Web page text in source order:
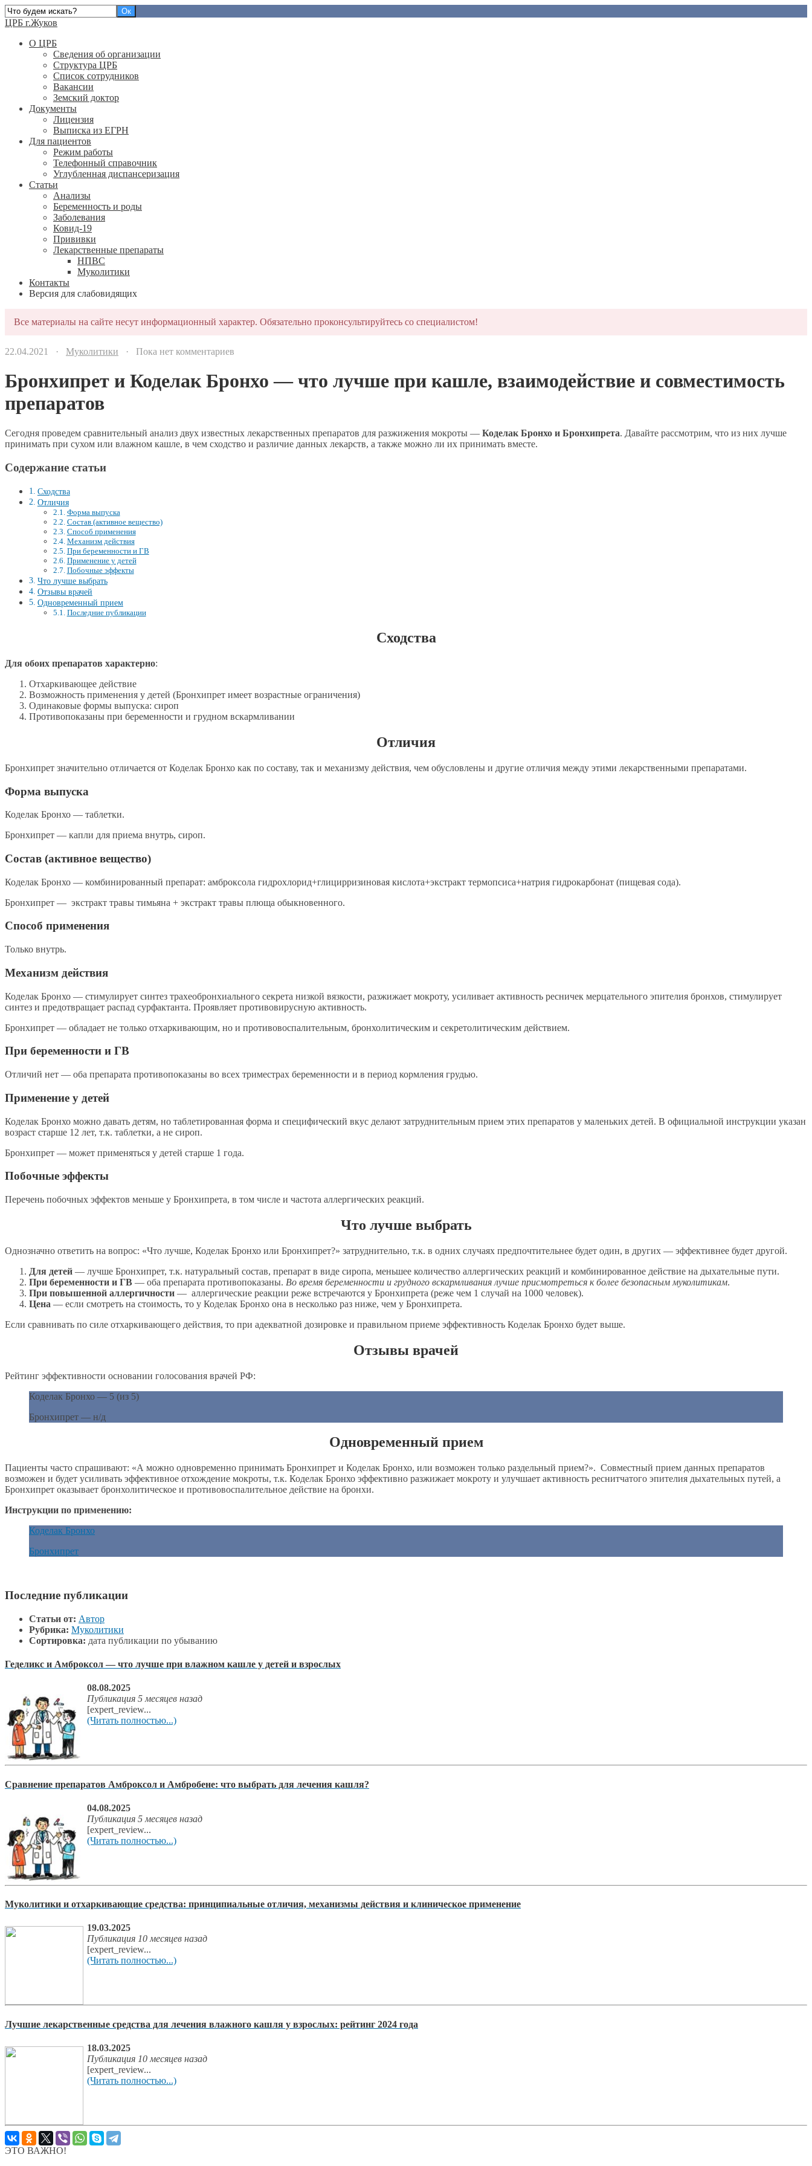
ЦРБ г.Жуков
О ЦРБ
Сведения об организации
Структура ЦРБ
Список сотрудников
Вакансии
Земский доктор
Документы
Лицензия
Выписка из ЕГРН
Для пациентов
Режим работы
Телефонный справочник
Углубленная диспансеризация
Статьи
Анализы
Беременность и роды
Заболевания
Ковид-19
Прививки
Лекарственные препараты
НПВС
Муколитики
Контакты
Версия для слабовидящих
Все материалы на сайте несут информационный характер. Обязательно проконсультируйтесь со специалистом!
22.04.2021 · Муколитики · Пока нет комментариев
Бронхипрет и Коделак Бронхо — что лучше при кашле, взаимодействие и совместимость
препаратов
Сегодня проведем сравнительный анализ двух известных лекарственных препаратов для разжижения мокроты — Коделак Бронхо и Бронхипрета. Давайте рассмотрим, что из них лучше
принимать при сухом или влажном кашле, в чем сходство и различие данных лекарств, а также можно ли их принимать вместе.
Содержание статьи
Сходства
Отличия
Форма выпуска
Состав (активное вещество)
Способ применения
Механизм действия
При беременности и ГВ
Применение у детей
Побочные эффекты
Что лучше выбрать
Отзывы врачей
Одновременный прием
Последние публикации
Сходства
Для обоих препаратов характерно:
Отхаркивающее действие
Возможность применения у детей (Бронхипрет имеет возрастные ограничения)
Одинаковые формы выпуска: сироп
Противопоказаны при беременности и грудном вскармливании
Отличия
Бронхипрет значительно отличается от Коделак Бронхо как по составу, так и механизму действия, чем обусловлены и другие отличия между этими лекарственными препаратами.
Форма выпуска
Коделак Бронхо — таблетки.
Бронхипрет — капли для приема внутрь, сироп.
Состав (активное вещество)
Коделак Бронхо — комбинированный препарат: амброксола гидрохлорид+глицирризиновая кислота+экстракт термопсиса+натрия гидрокарбонат (пищевая сода).
Бронхипрет — экстракт травы тимьяна + экстракт травы плюща обыкновенного.
Способ применения
Только внутрь.
Механизм действия
Коделак Бронхо — стимулирует синтез трахеобронхиального секрета низкой вязкости, разжижает мокроту, усиливает активность ресничек мерцательного эпителия бронхов, стимулирует
синтез и предотвращает распад сурфактанта. Проявляет противовирусную активность.
Бронхипрет — обладает не только отхаркивающим, но и противовоспалительным, бронхолитическим и секретолитическим действием.
При беременности и ГВ
Отличий нет — оба препарата противопоказаны во всех триместрах беременности и в период кормления грудью.
Применение у детей
Коделак Бронхо можно давать детям, но таблетированная форма и специфический вкус делают затруднительным прием этих препаратов у маленьких детей. В официальной инструкции указан
возраст старше 12 лет, т.к. таблетки, а не сироп.
Бронхипрет — может применяться у детей старше 1 года.
Побочные эффекты
Перечень побочных эффектов меньше у Бронхипрета, в том числе и частота аллергических реакций.
Что лучше выбрать
Однозначно ответить на вопрос: «Что лучше, Коделак Бронхо или Бронхипрет?» затруднительно, т.к. в одних случаях предпочтительнее будет один, в других — эффективнее будет другой.
Для детей — лучше Бронхипрет, т.к. натуральный состав, препарат в виде сиропа, меньшее количество аллергических реакций и комбинированное действие на дыхательные пути.
При беременности и ГВ — оба препарата противопоказаны. Во время беременности и грудного вскармливания лучше присмотреться к более безопасным муколитикам.
При повышенной аллергичности — аллергические реакции реже встречаются у Бронхипрета (реже чем 1 случай на 1000 человек).
Цена — если смотреть на стоимость, то у Коделак Бронхо она в несколько раз ниже, чем у Бронхипрета.
Если сравнивать по силе отхаркивающего действия, то при адекватной дозировке и правильном приеме эффективность Коделак Бронхо будет выше.
Отзывы врачей
Рейтинг эффективности основании голосования врачей РФ:
Коделак Бронхо — 5 (из 5)
Бронхипрет — н/д
Одновременный прием
Пациенты часто спрашивают: «А можно одновременно принимать Бронхипрет и Коделак Бронхо, или возможен только раздельный прием?». Совместный прием данных препаратов
возможен и будет усиливать эффективное отхождение мокроты, т.к. Коделак Бронхо эффективно разжижает мокроту и улучшает активность реснитчатого эпителия дыхательных путей, а
Бронхипрет оказывает бронхолитическое и противовоспалительное действие на бронхи.
Инструкции по применению:
Коделак Бронхо
Бронхипрет
Последние публикации
Статьи от: Автор
Рубрика: Муколитики
Сортировка: дата публикации по убыванию
Геделикс и Амброксол — что лучше при влажном кашле у детей и взрослых
08.08.2025
Публикация 5 месяцев назад
[expert_review...
(Читать полностью...)
Сравнение препаратов Амброксол и Амбробене: что выбрать для лечения кашля?
04.08.2025
Публикация 5 месяцев назад
[expert_review...
(Читать полностью...)
Муколитики и отхаркивающие средства: принципиальные отличия, механизмы действия и клиническое применение
19.03.2025
Публикация 10 месяцев назад
[expert_review...
(Читать полностью...)
Лучшие лекарственные средства для лечения влажного кашля у взрослых: рейтинг 2024 года
18.03.2025
Публикация 10 месяцев назад
[expert_review...
(Читать полностью...)
ЭТО ВАЖНО!